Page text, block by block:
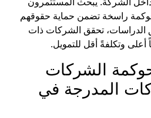
الشركة. يبحث المستثمرون
راسخة تضمن حماية حقوقهم
الدراسات، تحقق الشركات ذات
أعلى وتكلفةً أقل للتمويل.
الشركات
المدرجة في